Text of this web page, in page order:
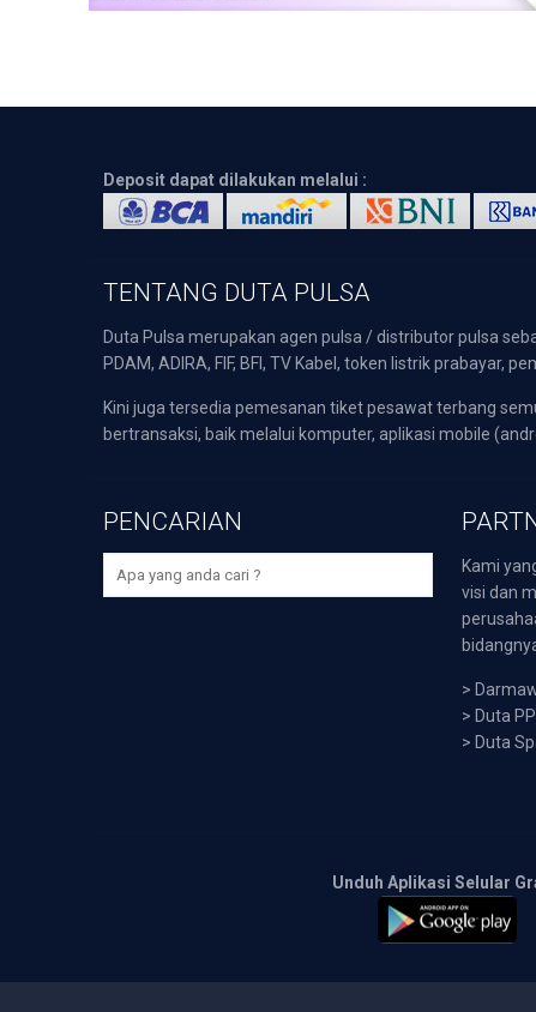
Deposit dapat dilakukan melalui :
TENTANG DUTA PULSA
Duta Pulsa merupakan agen pulsa / distributor pulsa
PDAM, ADIRA, FIF, BFI, TV Kabel, token listrik prabayar,
Kini juga tersedia pemesanan tiket pesawat terbang
bertransaksi, baik melalui komputer, aplikasi mobile
PENCARIAN
Kami
visi dan
>
> Duta
> Duta
Unduh Aplikasi Selular